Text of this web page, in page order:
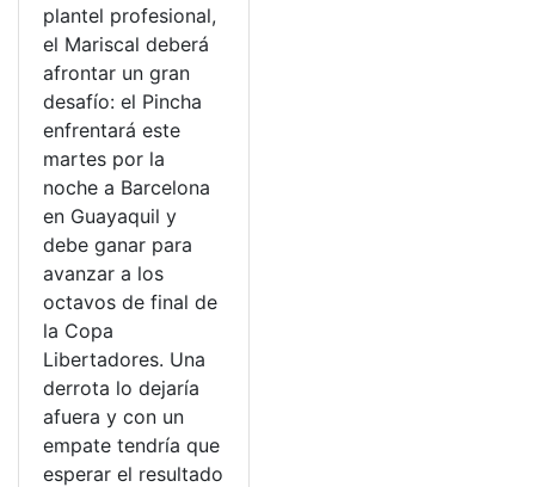
plantel profesional,
el Mariscal deberá
afrontar un gran
desafío: el Pincha
enfrentará este
martes por la
noche a Barcelona
en Guayaquil y
debe ganar para
avanzar a los
octavos de final de
la Copa
Libertadores. Una
derrota lo dejaría
afuera y con un
empate tendría que
esperar el resultado